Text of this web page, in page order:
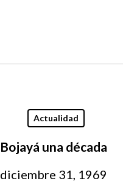
Actualidad
Bojayá una década
diciembre 31, 1969